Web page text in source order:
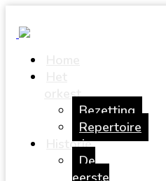
orkest
Bezetting
Repertoire
Historie
De
eerste